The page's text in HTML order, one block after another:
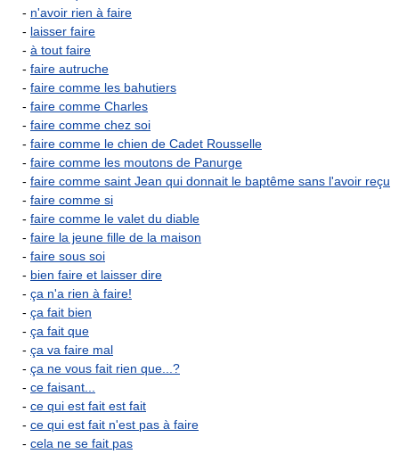
- n'avoir rien à faire
- laisser faire
- à tout faire
- faire autruche
- faire comme les bahutiers
- faire comme Charles
- faire comme chez soi
- faire comme le chien de Cadet Rousselle
- faire comme les moutons de Panurge
- faire comme saint Jean qui donnait le baptême sans l'avoir reçu
- faire comme si
- faire comme le valet du diable
- faire la jeune fille de la maison
- faire sous soi
- bien faire et laisser dire
- ça n'a rien à faire!
- ça fait bien
- ça fait que
- ça va faire mal
- ça ne vous fait rien que...?
- ce faisant...
- ce qui est fait est fait
- ce qui est fait n'est pas à faire
- cela ne se fait pas